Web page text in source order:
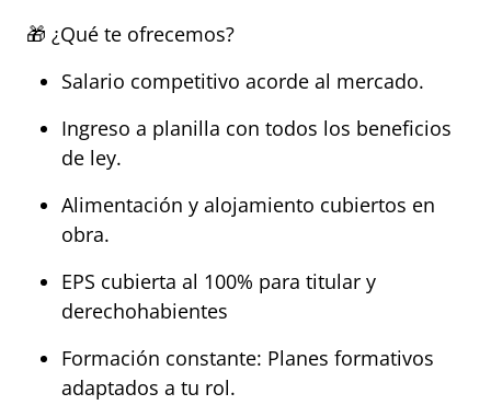
🎁 ¿Qué te ofrecemos?
Salario competitivo acorde al mercado.
Ingreso a planilla con todos los beneficios
de ley.
Alimentación y alojamiento cubiertos en
obra.
EPS cubierta al 100% para titular y
derechohabientes
Formación constante: Planes formativos
adaptados a tu rol.